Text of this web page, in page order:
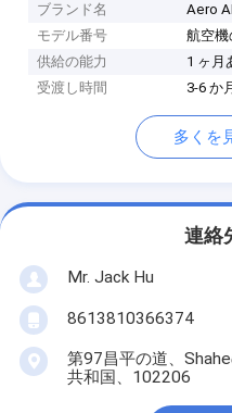
ブランド名
Aero
モデル番号
航空機
供給の能力
1 ヶ月
受渡し時間
3-6 か
多くを
連絡
Mr. Jack Hu
8613810366374
第97昌平の道、
共和国、102206